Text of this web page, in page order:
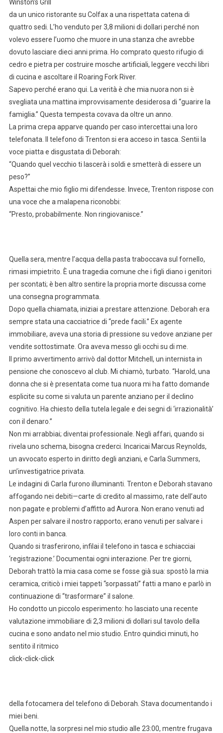
Winston’s Grill
da un unico ristorante su Colfax a una rispettata catena di
quattro sedi. L’ho venduto per 3,8 milioni di dollari perché non
volevo essere l’uomo che muore in una stanza che avrebbe
dovuto lasciare dieci anni prima. Ho comprato questo rifugio di
cedro e pietra per costruire mosche artificiali, leggere vecchi libri
di cucina e ascoltare il Roaring Fork River.
Sapevo perché erano qui. La verità è che mia nuora non si è
svegliata una mattina improvvisamente desiderosa di “guarire la
famiglia.” Questa tempesta covava da oltre un anno.
La prima crepa apparve quando per caso intercettai una loro
telefonata. Il telefono di Trenton si era acceso in tasca. Sentii la
voce piatta e disgustata di Deborah:
“Quando quel vecchio ti lascerà i soldi e smetterà di essere un
peso?”
Aspettai che mio figlio mi difendesse. Invece, Trenton rispose con
una voce che a malapena riconobbi:
“Presto, probabilmente. Non ringiovanisce.”
Quella sera, mentre l’acqua della pasta traboccava sul fornello,
rimasi impietrito. È una tragedia comune che i figli diano i genitori
per scontati; è ben altro sentire la propria morte discussa come
una consegna programmata.
Dopo quella chiamata, iniziai a prestare attenzione. Deborah era
sempre stata una cacciatrice di “prede facili.” Ex agente
immobiliare, aveva una storia di pressione su vedove anziane per
vendite sottostimate. Ora aveva messo gli occhi su di me.
Il primo avvertimento arrivò dal dottor Mitchell, un internista in
pensione che conoscevo al club. Mi chiamò, turbato. “Harold, una
donna che si è presentata come tua nuora mi ha fatto domande
esplicite su come si valuta un parente anziano per il declino
cognitivo. Ha chiesto della tutela legale e dei segni di ‘irrazionalità’
con il denaro.”
Non mi arrabbiai; diventai professionale. Negli affari, quando si
rivela uno schema, bisogna crederci. Incaricai Marcus Reynolds,
un avvocato esperto in diritto degli anziani, e Carla Summers,
un’investigatrice privata.
Le indagini di Carla furono illuminanti. Trenton e Deborah stavano
affogando nei debiti—carte di credito al massimo, rate dell’auto
non pagate e problemi d’affitto ad Aurora. Non erano venuti ad
Aspen per salvare il nostro rapporto; erano venuti per salvare i
loro conti in banca.
Quando si trasferirono, infilai il telefono in tasca e schiacciai
‘registrazione.’ Documentai ogni interazione. Per tre giorni,
Deborah trattò la mia casa come se fosse già sua: spostò la mia
ceramica, criticò i miei tappeti “sorpassati” fatti a mano e parlò in
continuazione di “trasformare” il salone.
Ho condotto un piccolo esperimento: ho lasciato una recente
valutazione immobiliare di 2,3 milioni di dollari sul tavolo della
cucina e sono andato nel mio studio. Entro quindici minuti, ho
sentito il ritmico
click-click-click
della fotocamera del telefono di Deborah. Stava documentando i
miei beni.
Quella notte, la sorpresi nel mio studio alle 23:00, mentre frugava